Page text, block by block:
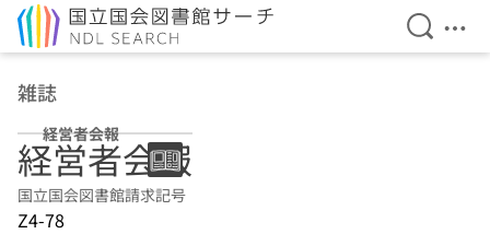
検索を
メ
雑誌
経営者会報
経営者会報
国立国会図書館請求記号
Z4-78